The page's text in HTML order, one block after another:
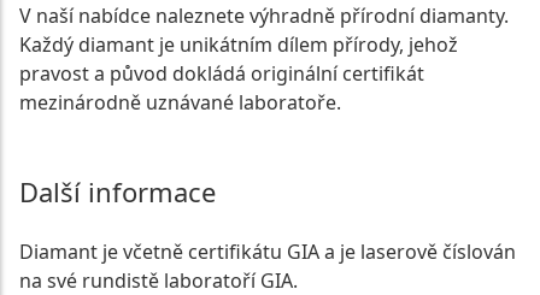
V naší nabídce naleznete výhradně přírodní diamanty.
Každý diamant je unikátním dílem přírody, jehož
pravost a původ dokládá originální certifikát
mezinárodně uznávané laboratoře.
Další informace
Diamant je včetně certifikátu GIA a je laserově číslován
na své rundistě laboratoří GIA.